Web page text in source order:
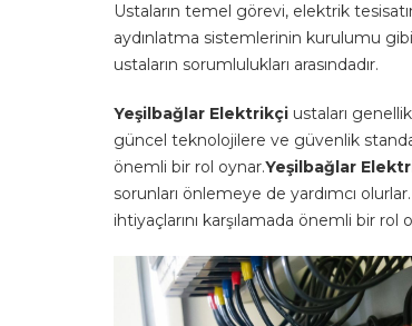
Ustaların temel görevi, elektrik
aydınlatma sistemlerinin kurulumu
ustaların sorumlulukları arasındadır.
Yeşilbağlar Elektrikçi ustaları
güncel teknolojilere ve güvenlik
önemli bir rol oynar.Yeşilbağlar
sorunları önlemeye de yardımcı
ihtiyaçlarını karşılamada önemli bir rol